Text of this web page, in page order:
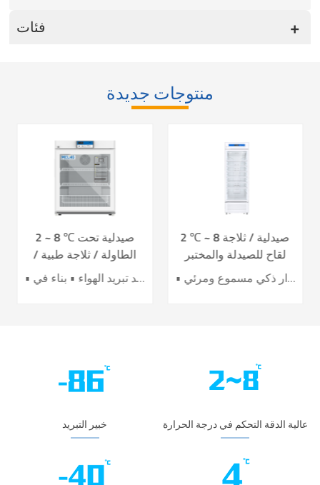
فئات
منتوجات جديدة
2 ~ 8 ℃ صيدلية تحت
الطاولة / ثلاجة طبية /
لقاح YC-130L
• نظام تحكم دقيق • نظام تبريد تبريد الهواء • بناء في USB datalogger • إنذارات سمعية وبصرية مثالية • تصميم عملية مريحة
2 ℃ ~ 8 صيدلية / ثلاجة
لقاح للصيدلة والمختبر
YC-395L
• أداء تبريد الهواء الرائد • تحسين كفاءة توفير الطاقة بنسبة 40٪ + • باب تسخين كهربائي لتأثير أفضل ضد التكثيف • 7 حساسات لدقة عالية للتحكم بدرجة الحرارة • نظام إنذار ذكي مسموع ومرئي
خبير التبريد عالية الدقة التحكم في درجة الحرارة